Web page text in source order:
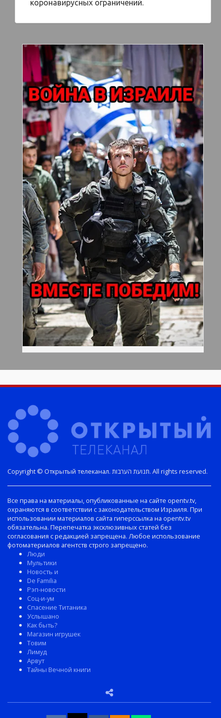
коронавирусных ограничений.
Copyright © Открытый телеканал. תנועת הערבות. All rights reserved.
Все права на материалы, опубликованные на сайте opentv.tv,
охраняются в соответствии с законодательством Израиля. При
использовании материалов сайта гиперссылка на opentv.tv
обязательна. Перепечатка эксклюзивных статей без
согласования с редакцией запрещена. Любое использование
фотоматериалов агентств строго запрещено.
Люди
Мультики
Новость и
De Familia
Рэп-новости
Соц-и-ум
Спасение Титаника
Услышано
Как быть?
Магазин игрушек
Товим
Лимуд
Арвут
Тайны Вечной книги